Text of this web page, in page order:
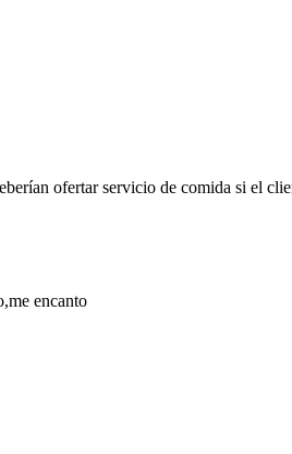
ofertar servicio de comida si el
encanto